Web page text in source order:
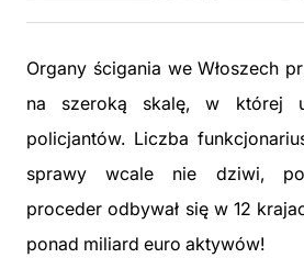
Organy ścigania we Włoszech
na szeroką skalę, w której
policjantów. Liczba
sprawy wcale nie dziwi,
proceder odbywał się w 12
ponad miliard euro aktywów!